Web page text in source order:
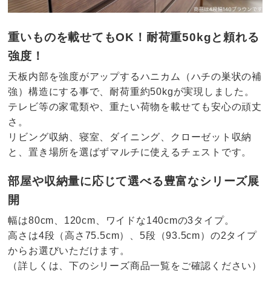
重いものを載せてもOK！耐荷重50kgと頼れる
強度！
天板内部を強度がアップするハニカム（ハチの巣状の補
強）構造にする事で、耐荷重約50kgが実現しました。
テレビ等の家電類や、重たい荷物を載せても安心の頑丈
さ。
リビング収納、寝室、ダイニング、クローゼット収納
と、置き場所を選ばずマルチに使えるチェストです。
部屋や収納量に応じて選べる豊富なシリーズ展
開
幅は80cm、120cm、ワイドな140cmの3タイプ。
高さは4段（高さ75.5cm）、5段（93.5cm）の2タイプ
からお選びいただけます。
（詳しくは、下のシリーズ商品一覧をご確認ください）